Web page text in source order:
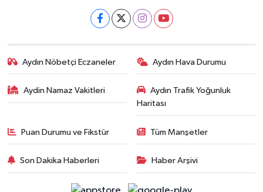
Aydın Nöbetçi Eczaneler Aydın Hava Durumu
Aydin Namaz Vakitleri
Aydın Trafik Yoğunluk
Haritası
Puan Durumu ve Fikstür Tüm Manşetler
Son Dakika Haberleri Haber Arşivi